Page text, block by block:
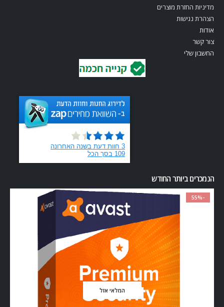
מדיניות החזרת מוצרים
הצהרת נגישות
אודות
צור קשר
החשבון שלי
הנמכרים ביותר החודש
-55%
המלאי אזל